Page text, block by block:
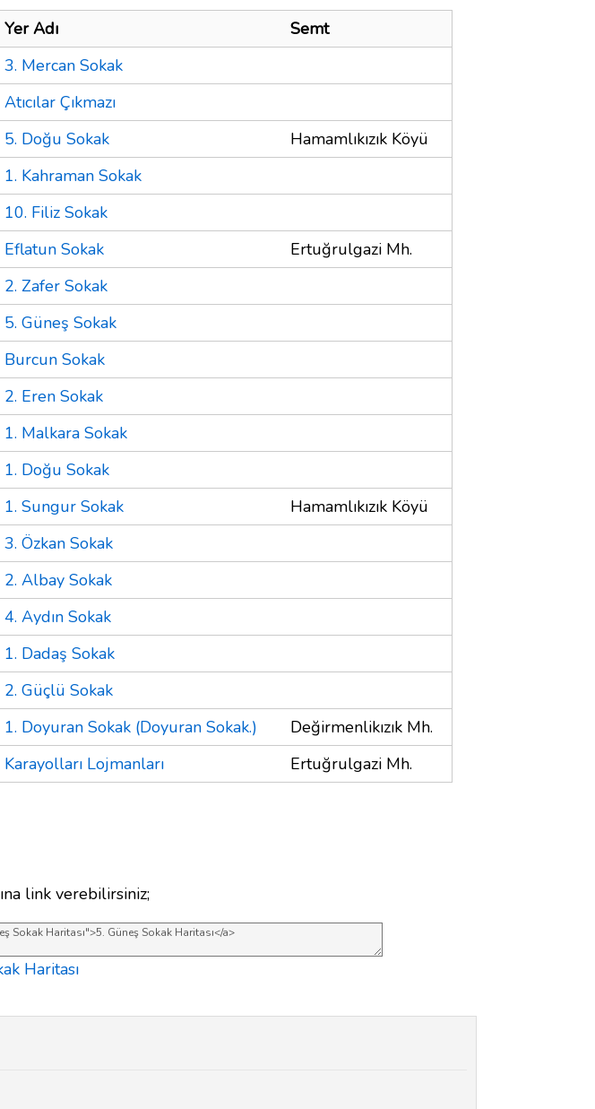
Yer Adı
Semt
3. Mercan Sokak
Atıcılar Çıkmazı
5. Doğu Sokak
Hamamlıkızık Köyü
1. Kahraman Sokak
10. Filiz Sokak
Eflatun Sokak
Ertuğrulgazi Mh.
2. Zafer Sokak
5. Güneş Sokak
Burcun Sokak
2. Eren Sokak
1. Malkara Sokak
1. Doğu Sokak
1. Sungur Sokak
Hamamlıkızık Köyü
3. Özkan Sokak
2. Albay Sokak
4. Aydın Sokak
1. Dadaş Sokak
2. Güçlü Sokak
1. Doyuran Sokak (Doyuran Sokak.)
Değirmenlikızık Mh.
Karayolları Lojmanları
Ertuğrulgazi Mh.
link verebilirsiniz;
Haritası